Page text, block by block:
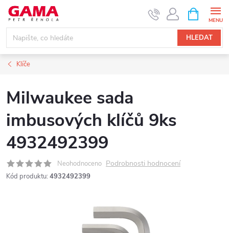
Přejít
obsah
HLEDAT
NÁKUPNÍ
KOŠÍK
Klíče
Milwaukee sada
imbusových klíčů 9ks
4932492399
Neohodnoceno Podrobnosti hodnocení
Kód produktu: 4932492399